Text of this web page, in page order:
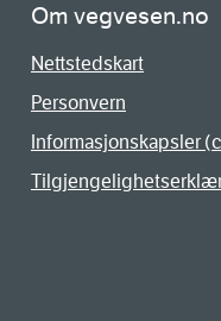
Om vegvesen.no
Nettstedskart
Personvern
Informasjonskapsler